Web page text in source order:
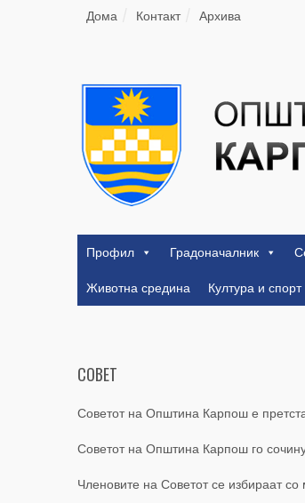
Дома Контакт Архива
Профил Градоначалник
Животна средина
Култура и спорт
СОВЕТ
Советот на Општина Карпош е
Советот на Општина Карпош го
Членовите на Советот се избираат со